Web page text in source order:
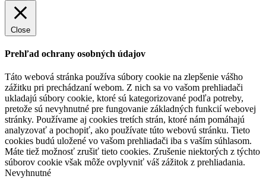
Close
Prehľad ochrany osobných údajov
Táto webová stránka používa súbory cookie na zlepšenie vášho
zážitku pri prechádzaní webom. Z nich sa vo vašom prehliadači
ukladajú súbory cookie, ktoré sú kategorizované podľa potreby,
pretože sú nevyhnutné pre fungovanie základných funkcií webovej
stránky. Používame aj cookies tretích strán, ktoré nám pomáhajú
analyzovať a pochopiť, ako používate túto webovú stránku. Tieto
cookies budú uložené vo vašom prehliadači iba s vaším súhlasom.
Máte tiež možnosť zrušiť tieto cookies. Zrušenie niektorých z týchto
súborov cookie však môže ovplyvniť váš zážitok z prehliadania.
Nevyhnutné